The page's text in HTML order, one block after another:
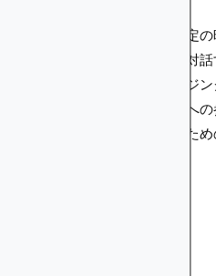
これらでは、ユーザーは特定
ームまたはプロジェクトと対
クには、トークン・ブリッジ
能の使用、ガバナンス活動へ
エコシステムに慣れ親しむた